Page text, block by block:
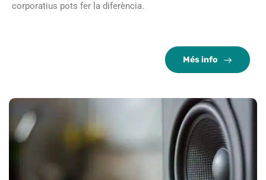
corporatius pots fer la diferència.
Més info